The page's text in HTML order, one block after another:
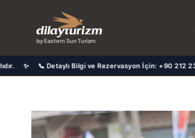
by Eastern Sun Turizm
İçin: +90 212 230 94 90 ✨ 🤝 Türkiye'nin